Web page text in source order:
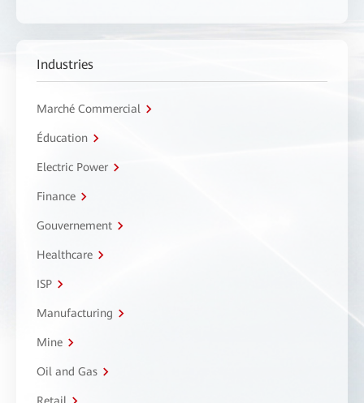
Industries
Marché Commercial
Éducation
Electric Power
Finance
Gouvernement
Healthcare
ISP
Manufacturing
Mine
Oil and Gas